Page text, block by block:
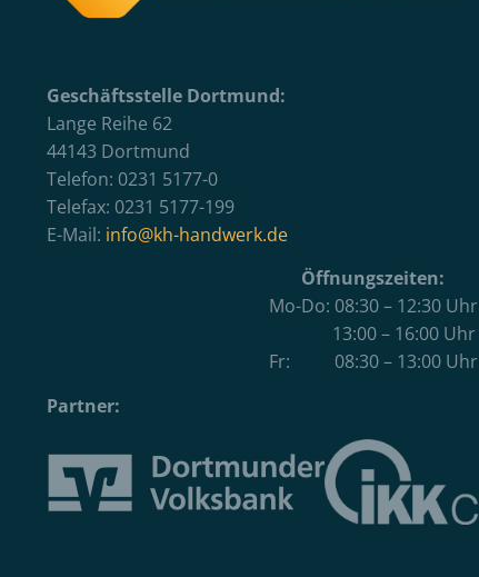
Geschäftsstelle Dortmund:
Lange Reihe 62
44143 Dortmund
Telefon: 0231 5177-0
Telefax: 0231 5177-199
E-Mail: info@kh-handwerk.de
Öffnungszeiten:
Mo-Do: 08:30 – 12:30 Uhr
13:00 – 16:00 Uhr
Fr: 08:30 – 13:00 Uhr
Partner: